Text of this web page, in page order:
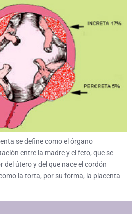
se define como el órgano
entre la madre y el feto, que se
del útero y del que nace el cordón
la torta, por su forma, la placenta